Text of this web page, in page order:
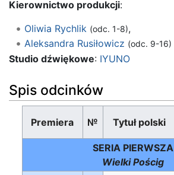
Kierownictwo produkcji:
Oliwia Rychlik (odc. 1-8),
Aleksandra Rusiłowicz (odc. 9-16)
Studio dźwiękowe: IYUNO
Spis odcinków
Premiera № Tytuł polski
SERIA PIERWSZA
Wielki Pościg